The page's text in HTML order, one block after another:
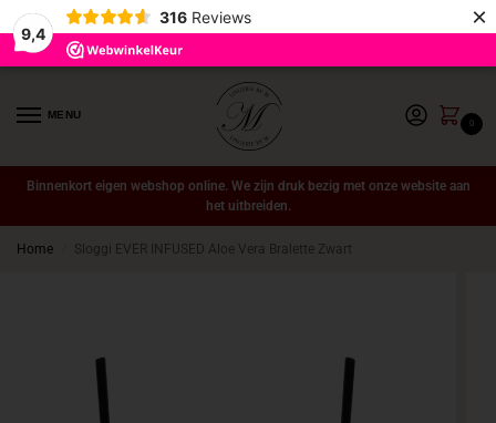
9,4
316 Reviews ×
MENU
0
Binnenkort eigen webshop online. We zijn druk bezig met onze website aan
het uitbreiden.
Home Sloggi EVER INFUSED Aloe Vera Bralette Zwart